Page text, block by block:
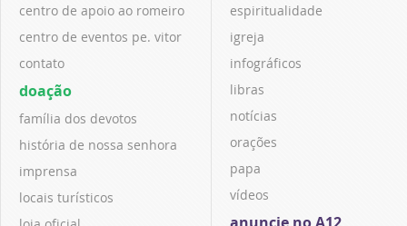
centro de apoio ao romeiro
centro de eventos pe. vitor
contato
doação
família dos devotos
história de nossa senhora
imprensa
locais turísticos
espiritualidade
igreja
infográficos
libras
notícias
orações
papa
vídeos
anuncie no A12